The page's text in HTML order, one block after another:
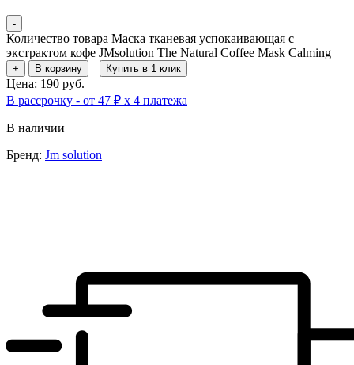
-
Количество товара Маска тканевая успокаивающая с
экстрактом кофе JMsolution The Natural Coffee Mask Calming
+ В корзину Купить в 1 клик
Цена: 190 руб.
В рассрочку - от 47 ₽ х 4 платежа
В наличии
Бренд: Jm solution